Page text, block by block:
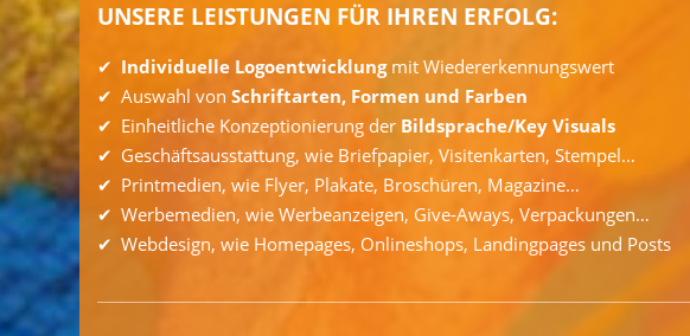
UNSERE LEISTUNGEN FÜR IHREN ERFOLG:
Individuelle Logoentwicklungmit Wiedererkennungswert
Auswahl vonSchriftarten, Formen und Farben
Einheitliche Konzeptionierung der Bildsprache/Key Visuals
Geschäftsausstattung, wie Briefpapier, Visitenkarten, Stempel…
Printmedien, wie Flyer, Plakate, Broschüren, Magazine…
Werbemedien, wie Werbeanzeigen, Give-Aways, Verpackungen…
Webdesign, wie Homepages, Onlineshops, Landingpages und Posts